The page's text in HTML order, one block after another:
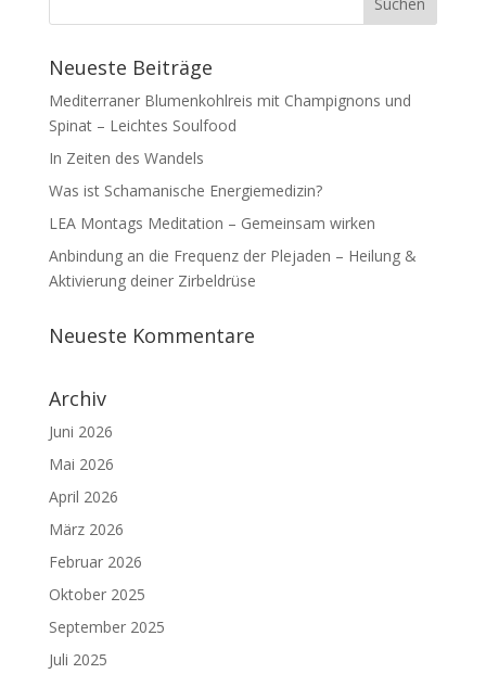
Neueste Beiträge
Mediterraner Blumenkohlreis mit Champignons und
Spinat – Leichtes Soulfood
In Zeiten des Wandels
Was ist Schamanische Energiemedizin?
LEA Montags Meditation – Gemeinsam wirken
Anbindung an die Frequenz der Plejaden – Heilung &
Aktivierung deiner Zirbeldrüse
Neueste Kommentare
Archiv
Juni 2026
Mai 2026
April 2026
März 2026
Februar 2026
Oktober 2025
September 2025
Juli 2025